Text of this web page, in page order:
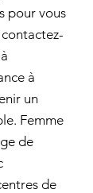
pour vous
à
un
Femme
de
de